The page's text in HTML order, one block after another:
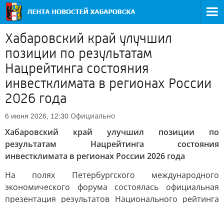
Хабаровский край улучшил
позиции по результатам
Нацрейтинга состояния
инвестклимата в регионах России
2026 года
6 июня 2026, 12:30 Официально
Хабаровский край улучшил позиции по
результатам Нацрейтинга состояния
инвестклимата в регионах России 2026 года
На полях Петербургского международного
экономического форума состоялась официальная
презентация результатов Национального рейтинга